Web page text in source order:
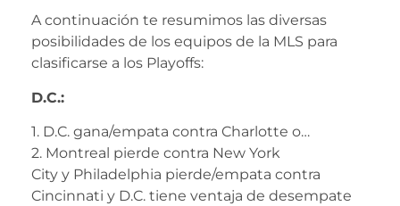
A continuación te resumimos las diversas
posibilidades de los equipos de la MLS para
clasificarse a los Playoffs:
D.C.:
1. D.C. gana/empata contra Charlotte o…
2. Montreal pierde contra New York
City y Philadelphia pierde/empata contra
Cincinnati y D.C. tiene ventaja de desempate